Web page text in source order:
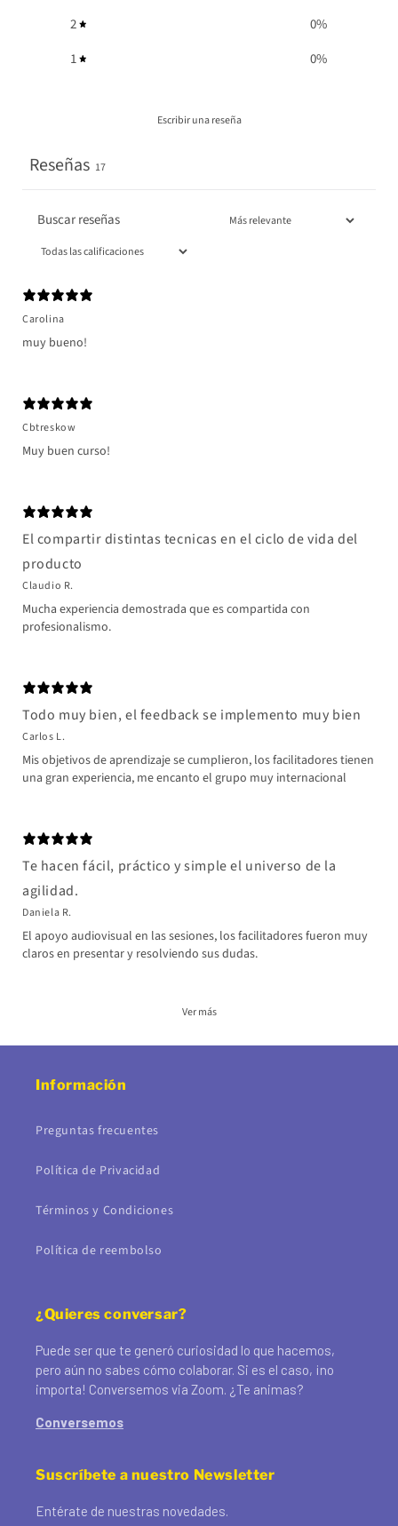
2
0%
1
0%
Escribir una reseña
Reseñas 17
Carolina
muy bueno!
Cbtreskow
Muy buen curso!
El compartir distintas tecnicas en el ciclo de vida del
producto
Claudio R.
Mucha experiencia demostrada que es compartida con
profesionalismo.
Todo muy bien, el feedback se implemento muy bien
Carlos L.
Mis objetivos de aprendizaje se cumplieron, los facilitadores tienen
una gran experiencia, me encanto el grupo muy internacional
Te hacen fácil, práctico y simple el universo de la
agilidad.
Daniela R.
El apoyo audiovisual en las sesiones, los facilitadores fueron muy
claros en presentar y resolviendo sus dudas.
Ver más
Información
Preguntas frecuentes
Política de Privacidad
Términos y Condiciones
Política de reembolso
¿Quieres conversar?
Puede ser que te generó curiosidad lo que hacemos,
pero aún no sabes cómo colaborar. Si es el caso, ¡no
importa! Conversemos via Zoom. ¿Te animas?
Conversemos
Suscríbete a nuestro Newsletter
Entérate de nuestras novedades.